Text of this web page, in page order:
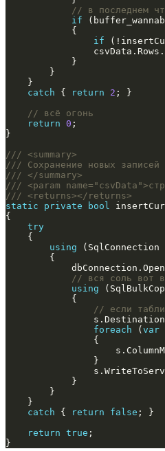
// в последнем
if
if
catch { return 2
// всё огонь
return 0
/// <summary>
/// Сохранение новых записей
/// </summary>
/// <param
/// <returns></returns>
static
private
bool
try
using (SqlConnection
// вся соль вот
using
// если
foreach (var
catch { return false
return true
}